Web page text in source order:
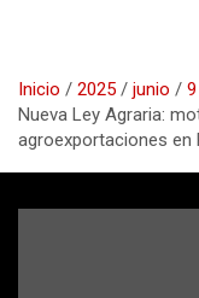
Inicio 2025 junio
9
Nueva Ley Agraria:
agroexportaciones en